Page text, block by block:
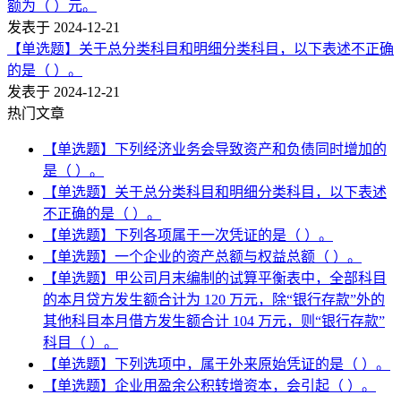
额为（ ）元。
发表于 2024-12-21
【单选题】关于总分类科目和明细分类科目，以下表述不正确
的是（ ）。
发表于 2024-12-21
热门文章
【单选题】下列经济业务会导致资产和负债同时增加的
是（ ）。
【单选题】关于总分类科目和明细分类科目，以下表述
不正确的是（ ）。
【单选题】下列各项属于一次凭证的是（ ）。
【单选题】一个企业的资产总额与权益总额（ ）。
【单选题】甲公司月末编制的试算平衡表中，全部科目
的本月贷方发生额合计为 120 万元，除“银行存款”外的
其他科目本月借方发生额合计 104 万元，则“银行存款”
科目（ ）。
【单选题】下列选项中，属于外来原始凭证的是（ ）。
【单选题】企业用盈余公积转增资本，会引起（ ）。